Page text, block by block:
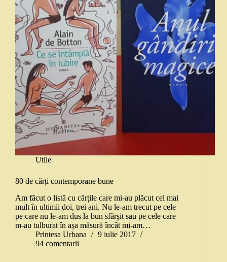
Utile
80 de cărți contemporane bune
Am făcut o listă cu cărțile care mi-au plăcut cel mai
mult în ultimii doi, trei ani. Nu le-am trecut pe cele
pe care nu le-am dus la bun sfârșit sau pe cele care
m-au tulburat în așa măsură încât mi-am…
Printesa Urbana
9 iulie 2017
94 comentarii